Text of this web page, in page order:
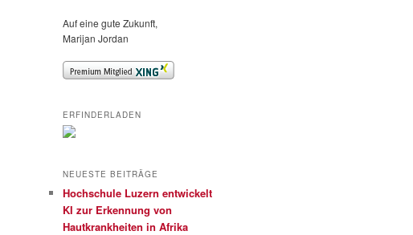
Auf eine gute Zukunft,
Marijan Jordan
ERFINDERLADEN
NEUESTE BEITRÄGE
Hochschule Luzern entwickelt
KI zur Erkennung von
Hautkrankheiten in Afrika